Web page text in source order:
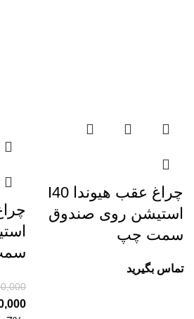
چراغ عقب هیوندا I40
استیشن روی صندوق
سمت چپ
تماس بگیرید